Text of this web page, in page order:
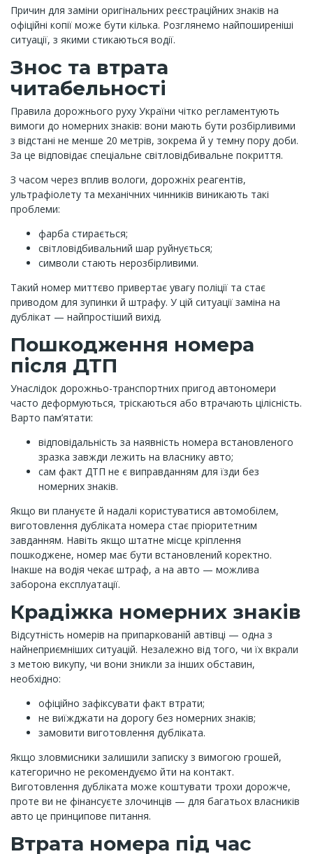
Причин для заміни оригінальних реєстраційних знаків на
офіційні копії може бути кілька. Розглянемо найпоширеніші
ситуації, з якими стикаються водії.
Знос та втрата
читабельності
Правила дорожнього руху України чітко регламентують
вимоги до номерних знаків: вони мають бути розбірливими
з відстані не менше 20 метрів, зокрема й у темну пору доби.
За це відповідає спеціальне світловідбивальне покриття.
З часом через вплив вологи, дорожніх реагентів,
ультрафіолету та механічних чинників виникають такі
проблеми:
фарба стирається;
світловідбивальний шар руйнується;
символи стають нерозбірливими.
Такий номер миттєво привертає увагу поліції та стає
приводом для зупинки й штрафу. У цій ситуації заміна на
дублікат — найпростіший вихід.
Пошкодження номера
після ДТП
Унаслідок дорожньо-транспортних пригод автономери
часто деформуються, тріскаються або втрачають цілісність.
Варто пам’ятати:
відповідальність за наявність номера встановленого
зразка завжди лежить на власнику авто;
сам факт ДТП не є виправданням для їзди без
номерних знаків.
Якщо ви плануєте й надалі користуватися автомобілем,
виготовлення дубліката номера стає пріоритетним
завданням. Навіть якщо штатне місце кріплення
пошкоджене, номер має бути встановлений коректно.
Інакше на водія чекає штраф, а на авто — можлива
заборона експлуатації.
Крадіжка номерних знаків
Відсутність номерів на припаркованій автівці — одна з
найнеприємніших ситуацій. Незалежно від того, чи їх вкрали
з метою викупу, чи вони зникли за інших обставин,
необхідно:
офіційно зафіксувати факт втрати;
не виїжджати на дорогу без номерних знаків;
замовити виготовлення дубліката.
Якщо зловмисники залишили записку з вимогою грошей,
категорично не рекомендуємо йти на контакт.
Виготовлення дубліката може коштувати трохи дорожче,
проте ви не фінансуєте злочинців — для багатьох власників
авто це принципове питання.
Втрата номера під час